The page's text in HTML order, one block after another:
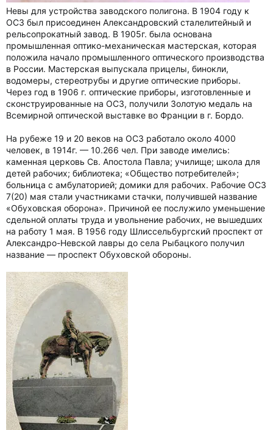
Невы для устройства заводского полигона. В 1904 году к
ОСЗ был присоединен Александровский сталелитейный и
рельсопрокатный завод. В 1905г. была основана
промышленная оптико-механическая мастерская, которая
положила начало промышленного оптического производства
в России. Мастерская выпускала прицелы, бинокли,
водомеры, стереотрубы и другие оптические приборы.
Через год в 1906 г. оптические приборы, изготовленные и
сконструированные на ОСЗ, получили Золотую медаль на
Всемирной оптической выставке во Франции в г. Бордо.
На рубеже 19 и 20 веков на ОСЗ работало около 4000
человек, в 1914г. — 10.266 чел. При заводе имелись:
каменная церковь Св. Апостола Павла; училище; школа для
детей рабочих; библиотека; «Общество потребителей»;
больница с амбулаторией; домики для рабочих. Рабочие ОСЗ
7(20) мая стали участниками стачки, получившей название
«Обуховская оборона». Причиной ее послужило уменьшение
сдельной оплаты труда и увольнение рабочих, не вышедших
на работу 1 мая. В 1956 году Шлиссельбургский проспект от
Александро-Невской лавры до села Рыбацкого получил
название — проспект Обуховской обороны.